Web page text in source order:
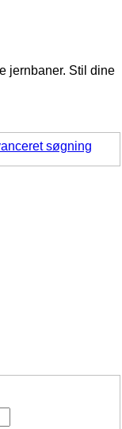
jernbaner. Stil dine
søgning